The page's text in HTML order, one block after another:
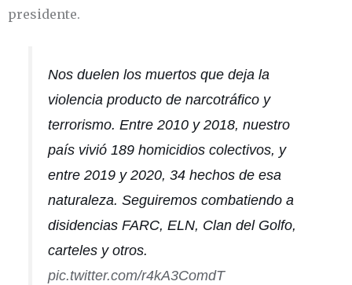
presidente.
Nos duelen los muertos que deja la
violencia producto de narcotráfico y
terrorismo. Entre 2010 y 2018, nuestro
país vivió 189 homicidios colectivos, y
entre 2019 y 2020, 34 hechos de esa
naturaleza. Seguiremos combatiendo a
disidencias FARC, ELN, Clan del Golfo,
carteles y otros.
pic.twitter.com/r4kA3ComdT